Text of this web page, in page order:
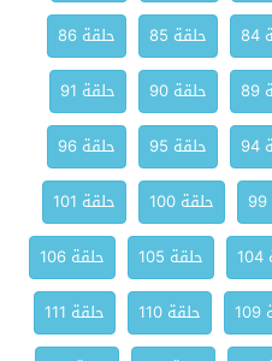
حلقة 85
حلقة 86
حلقة 90
حلقة 91
حلقة 95
حلقة 96
حلقة 100
حلقة 101
حلقة 105
حلقة 106
حلقة 110
حلقة 111